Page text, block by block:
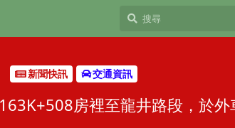
新聞快訊 交通資訊
房裡至龍井路段，於外